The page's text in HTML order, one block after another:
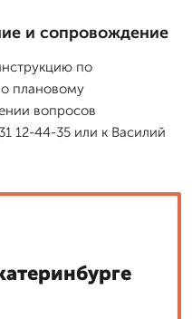
и сопровождение
по
плановому
вопросов
12-44-35 или к Василий